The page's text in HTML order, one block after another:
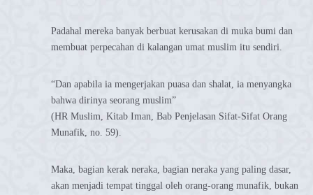
Padahal mereka banyak berbuat kerusakan di muka bumi dan
membuat perpecahan di kalangan umat muslim itu sendiri.
“Dan apabila ia mengerjakan puasa dan shalat, ia menyangka
bahwa dirinya seorang muslim”
(HR Muslim, Kitab Iman, Bab Penjelasan Sifat-Sifat Orang
Munafik, no. 59).
Maka, bagian kerak neraka, bagian neraka yang paling dasar,
akan menjadi tempat tinggal oleh orang-orang munafik, bukan